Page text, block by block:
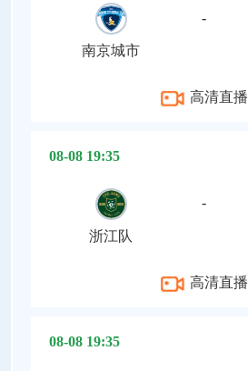
南京城市
-
高清直播
08-08 19:35
浙江队
-
高清直播
08-08 19:35